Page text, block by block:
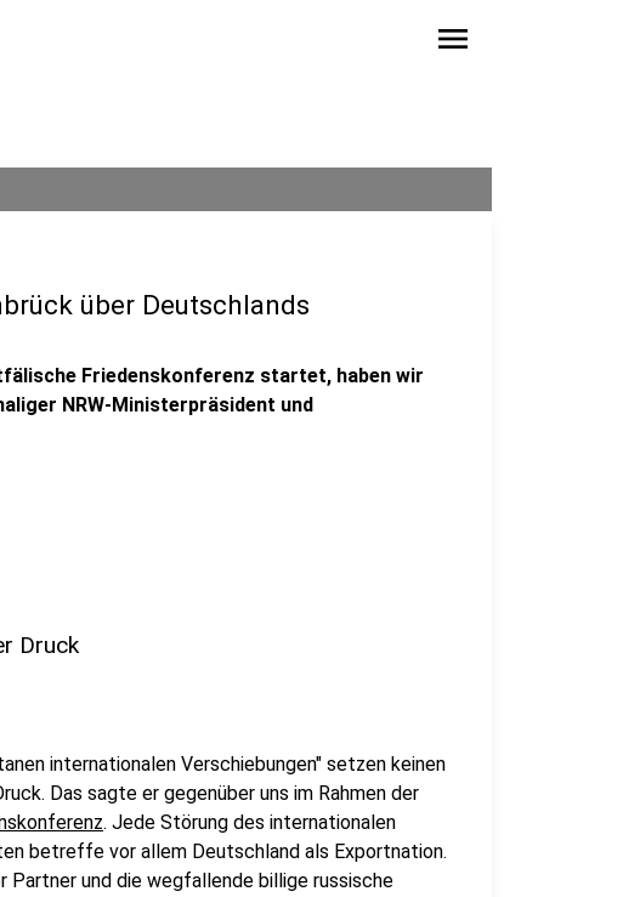
menu
über Deutschlands
Friedenskonferenz startet, haben wir
NRW-Ministerpräsident und
Druck
internationalen Verschiebungen" setzen keinen
Das sagte er gegenüber uns im Rahmen der
. Jede Störung des internationalen
betreffe vor allem Deutschland als Exportnation.
Partner und die wegfallende billige russische